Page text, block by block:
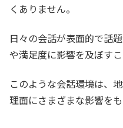
くありません。
日々の会話が表面的で話
や満足度に影響を及ぼすこ
このような会話環境は、
理面にさまざまな影響をも